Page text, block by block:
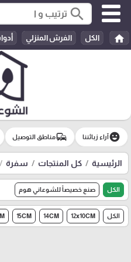
search
home الكل الفرش المنزلي
emoji_emotionsآراء زبائننا commuteمناطق التوصيل
الرئيسية كل المنتجات سفرة
الكل صنع خصيصاً للشوعاني هوم
الكل 12x10CM
14CM
15CM